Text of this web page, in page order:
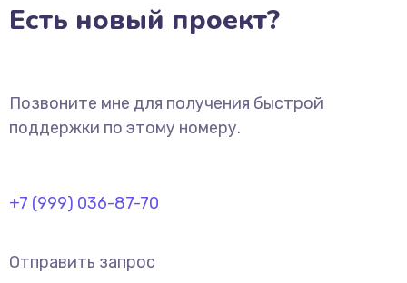
Есть новый проект?
Позвоните мне для получения быстрой
поддержки по этому номеру.
+7 (999) 036-87-70
Отправить запрос